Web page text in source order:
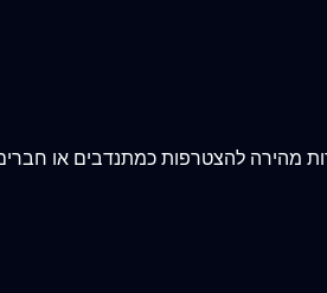
מהירה להצטרפות כמתנדבים או